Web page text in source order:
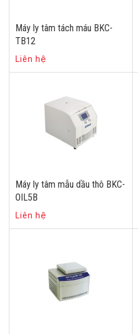
Máy ly tâm tách máu BKC-
TB12
Liên hệ
Máy ly tâm mẫu dầu thô BKC-
OIL5B
Liên hệ